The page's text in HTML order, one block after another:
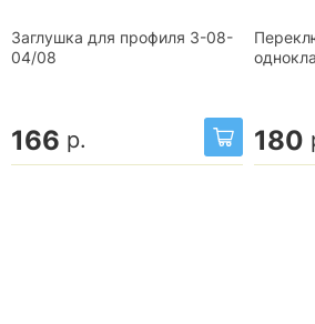
Заглушка для профиля 3-08-
04/08
166 р. 180